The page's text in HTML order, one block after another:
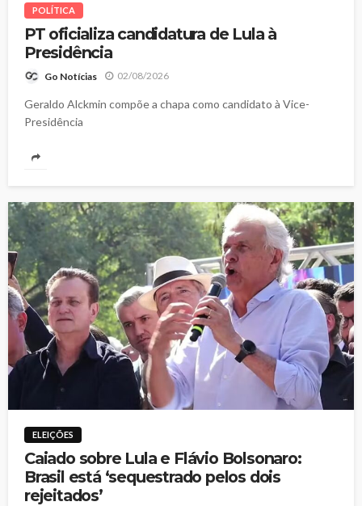
POLÍTICA
PT oficializa candidatura de Lula à
Presidência
Go Notícias 02/08/2026
Geraldo Alckmin compõe a chapa como candidato à Vice-
Presidência
ELEIÇÕES
Caiado sobre Lula e Flávio Bolsonaro:
Brasil está ‘sequestrado pelos dois
rejeitados’